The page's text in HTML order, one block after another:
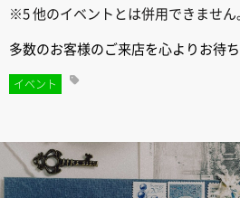
※5 他のイベントとは併用できません
多数のお客様のご来店を心よりお待
イベント